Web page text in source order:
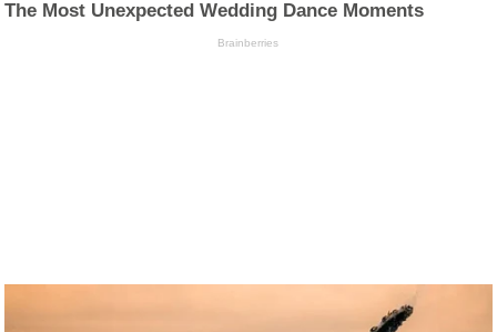
The Most Unexpected Wedding Dance Moments
Brainberries